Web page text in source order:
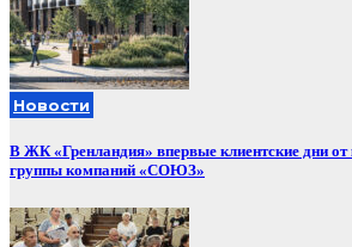
Новости
В ЖК «Гренландия» впервые клиентские дни
группы компаний «СОЮЗ»